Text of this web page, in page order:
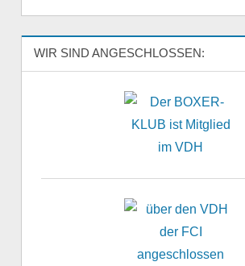
WIR SIND ANGESCHLOSSEN: